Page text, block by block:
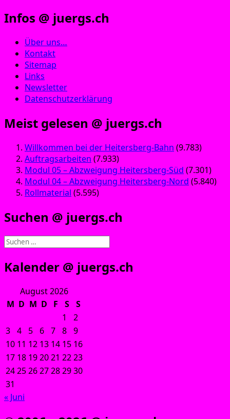
Infos @ juergs.ch
Über uns…
Kontakt
Sitemap
Links
Newsletter
Datenschutzerklärung
Meist gelesen @ juergs.ch
Willkommen bei der Heitersberg-Bahn (9.783)
Auftragsarbeiten (7.933)
Modul 05 – Abzweigung Heitersberg-Süd (7.301)
Modul 04 – Abzweigung Heitersberg-Nord (5.840)
Rollmaterial (5.595)
Suchen @ juergs.ch
Suchen
Kalender @ juergs.ch
August 2026
M D M D F S
S
1
2
3 4 5 6 7 8 9
10 11 12 13 14 15 16
17 18 192021 2223
24252627282930
31
« Juni